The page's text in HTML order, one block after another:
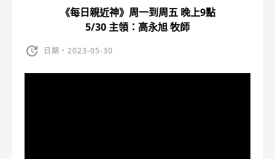
《每日親近神》周一到周五 晚上9點
5/30 主領：高永旭 牧師
日期・2023-05-30